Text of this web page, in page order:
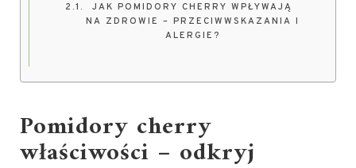
JAK POMIDORY CHERRY WPŁYWAJĄ
NA ZDROWIE – PRZECIWWSKAZANIA I
ALERGIE?
Pomidory cherry
właściwości – odkryj